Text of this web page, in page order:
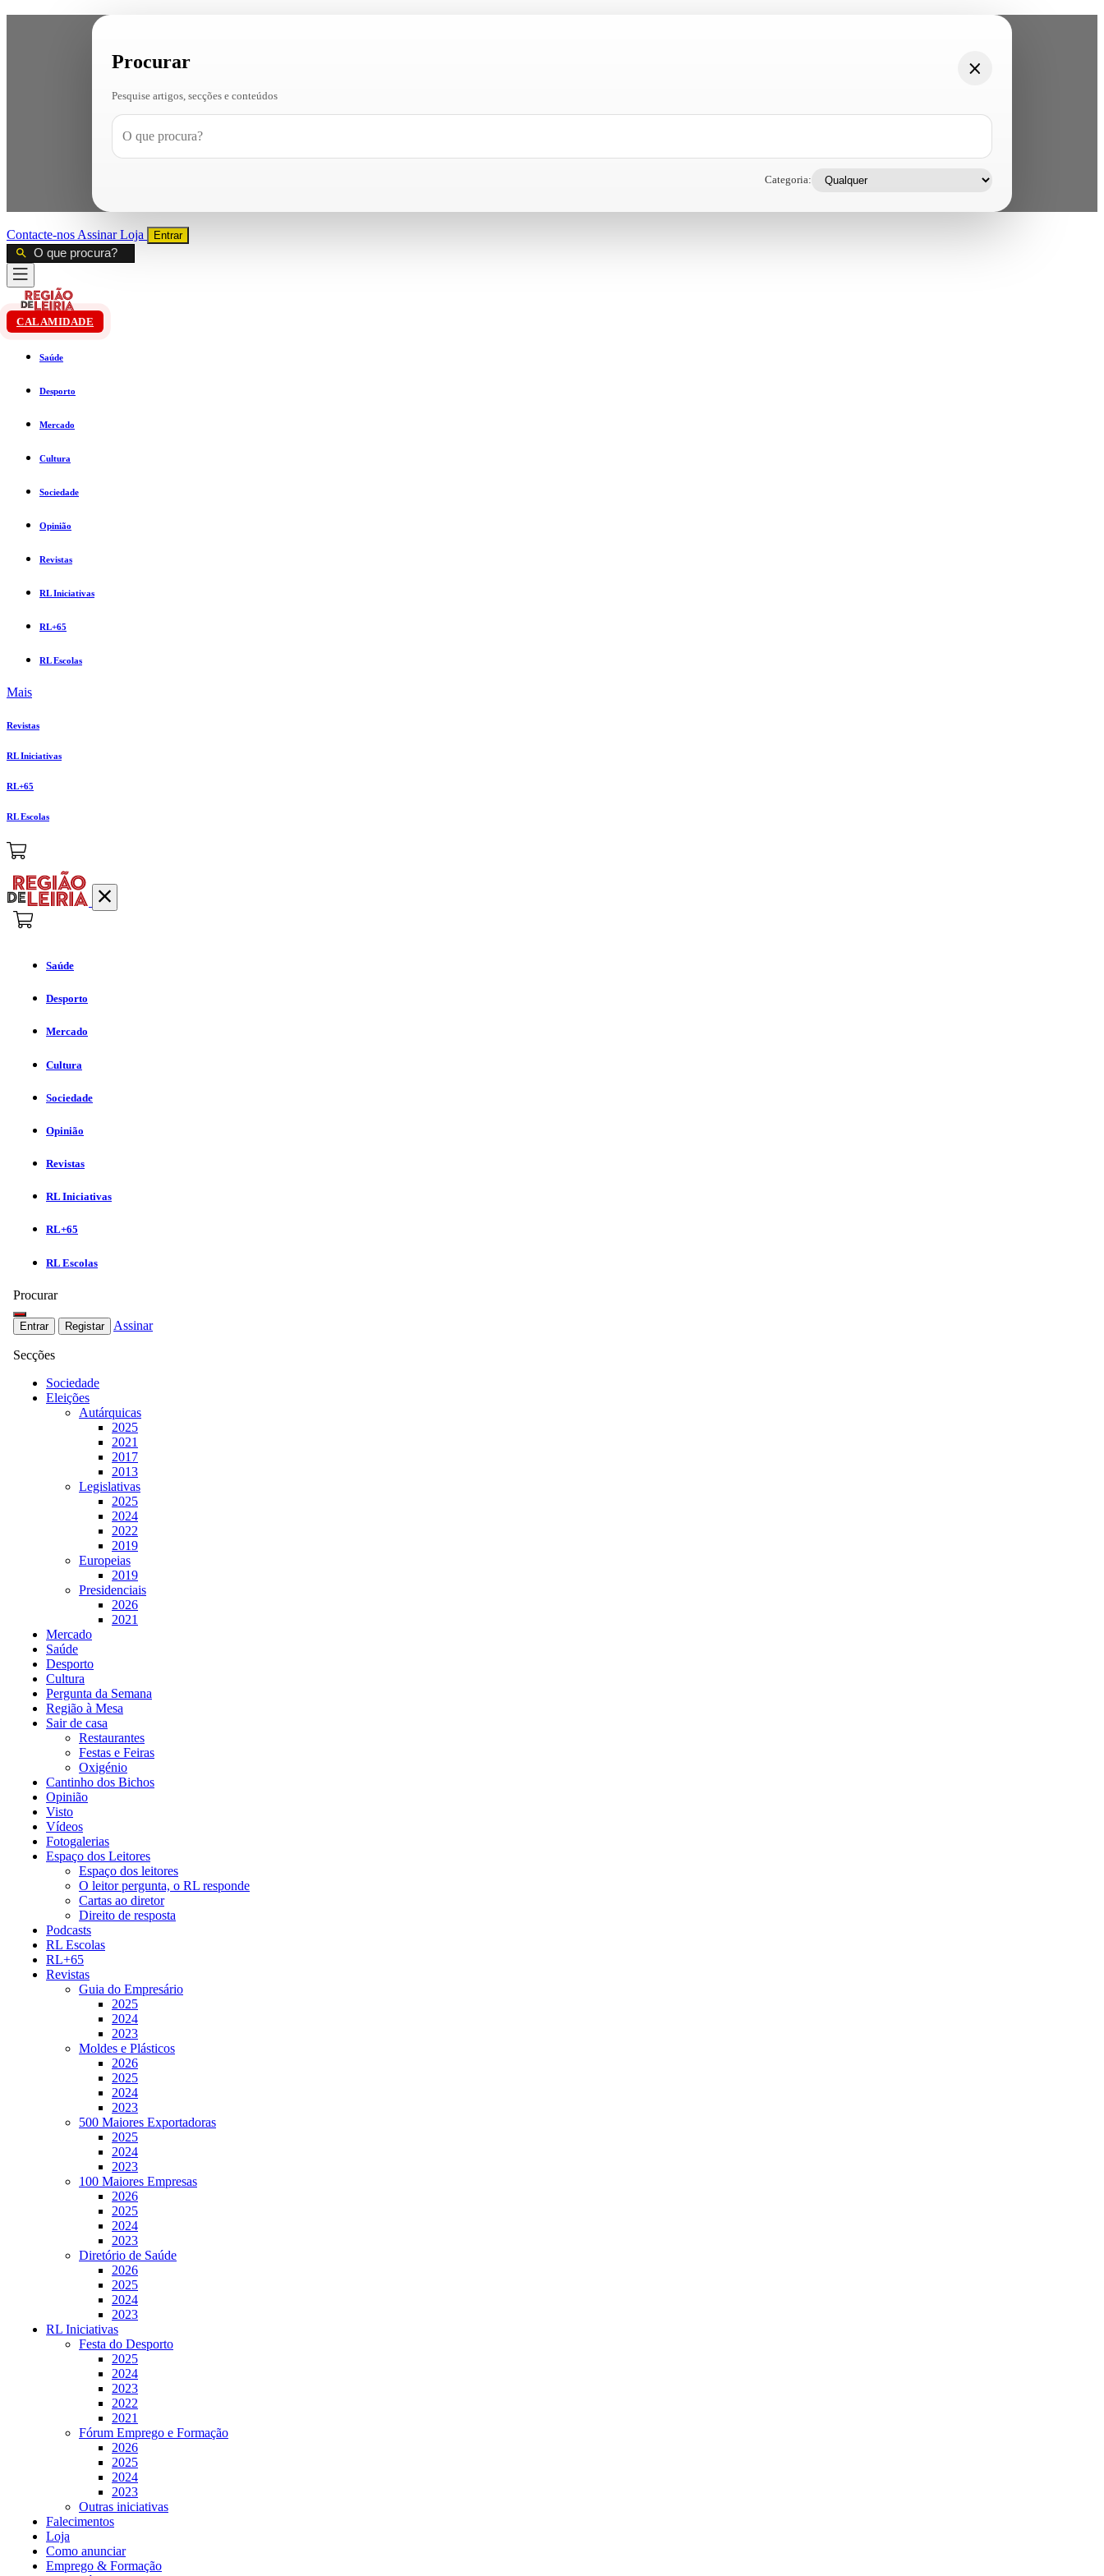
Procurar
Pesquise artigos, secções e conteúdos
Categoria:
Contacte-nos AssinarLoja Entrar
CALAMIDADE
Saúde
Desporto
Mercado
Cultura
Sociedade
Opinião
Revistas
RL Iniciativas
RL+65
RL Escolas
Mais
Revistas
RL Iniciativas
RL+65
RL Escolas
Saúde
Desporto
Mercado
Cultura
Sociedade
Opinião
Revistas
RL Iniciativas
RL+65
RL Escolas
Procurar
Entrar Registar Assinar
Secções
Sociedade
Eleições
Autárquicas
2025
2021
2017
2013
Legislativas
2025
2024
2022
2019
Europeias
2019
Presidenciais
2026
2021
Mercado
Saúde
Desporto
Cultura
Pergunta da Semana
Região à Mesa
Sair de casa
Restaurantes
Festas e Feiras
Oxigénio
Cantinho dos Bichos
Opinião
Visto
Vídeos
Fotogalerias
Espaço dos Leitores
Espaço dos leitores
O leitor pergunta, o RL responde
Cartas ao diretor
Direito de resposta
Podcasts
RL Escolas
RL+65
Revistas
Guia do Empresário
2025
2024
2023
Moldes e Plásticos
2026
2025
2024
2023
500 Maiores Exportadoras
2025
2024
2023
100 Maiores Empresas
2026
2025
2024
2023
Diretório de Saúde
2026
2025
2024
2023
RL Iniciativas
Festa do Desporto
2025
2024
2023
2022
2021
Fórum Emprego e Formação
2026
2025
2024
2023
Outras iniciativas
Falecimentos
Loja
Como anunciar
Emprego & Formação